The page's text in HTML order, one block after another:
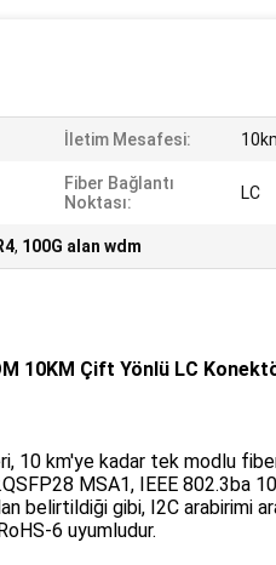
İletim Mesafesi:
Fiber Bağlantı
Noktası:
LC
, 100G alan wdm
10KM Çift Yönlü LC
10 km'ye kadar tek modlu
MSA1, IEEE 802.3ba
belirtildiği gibi, I2C arabirimi
6 uyumludur.